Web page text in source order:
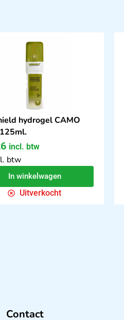
hydrogel CAMO
incl. btw
btw
In winkelwagen
Uitverkocht
Contact